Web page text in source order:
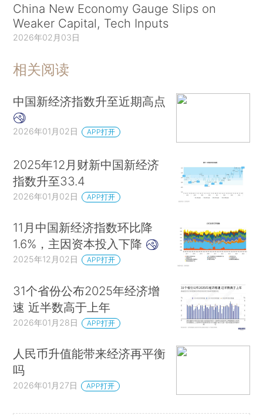
China New Economy Gauge Slips on
Weaker Capital, Tech Inputs
2026年02月03日
相关阅读
中国新经济指数升至近期高点
2026年01月02日 APP打开
2025年12月财新中国新经济
指数升至33.4
2026年01月02日 APP打开
11月中国新经济指数环比降
1.6%，主因资本投入下降
2025年12月02日 APP打开
31个省份公布2025年经济增
速 近半数高于上年
2026年01月28日 APP打开
人民币升值能带来经济再平衡
吗
2026年01月27日 APP打开